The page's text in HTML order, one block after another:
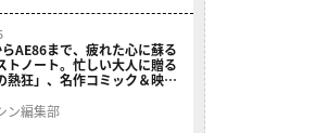
AE86まで、疲れた心に蘇る
トノート。忙しい大人に贈る
熱狂」、名作コミック＆映画
ン編集部